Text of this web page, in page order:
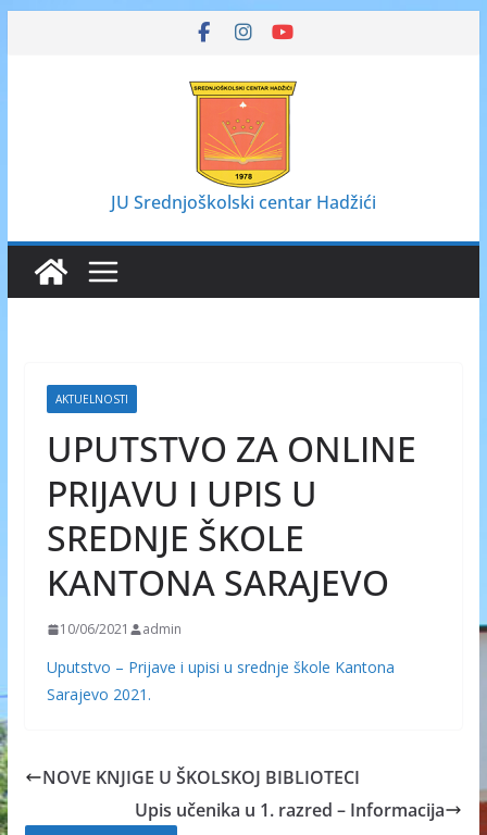
JU Srednjoškolski centar Hadžići
AKTUELNOSTI
UPUTSTVO ZA ONLINE
PRIJAVU I UPIS U
SREDNJE ŠKOLE
KANTONA SARAJEVO
10/06/2021 admin
Uputstvo – Prijave i upisi u srednje škole Kantona
Sarajevo 2021.
NOVE KNJIGE U ŠKOLSKOJ BIBLIOTECI
Upis učenika u 1. razred – Informacija